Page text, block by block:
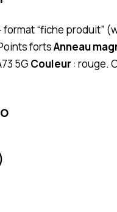
format “fiche produit”
fortsAnneau
5G Couleur : rouge.